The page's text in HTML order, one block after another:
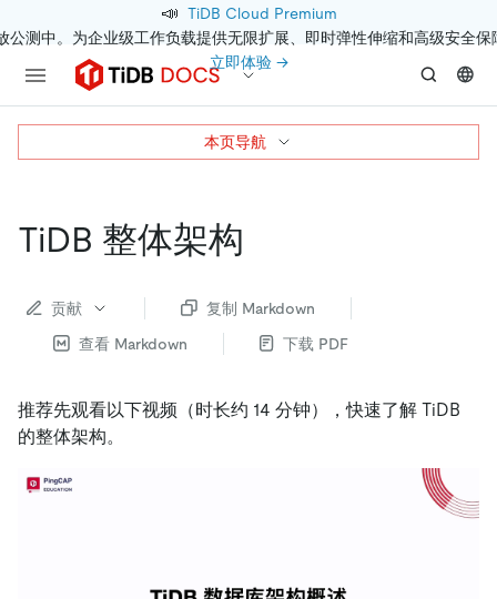
📣 TiDB Cloud Premium
公测中。为企业级工作负载提供无限扩展、即时弹性伸缩和高级安全保
立即体验 →
TiDB 整体架构
贡献
复制 Markdown
查看 Markdown
下载 PDF
推荐先观看以下视频（时长约 14 分钟），快速了解 TiDB
的整体架构。
本页导航